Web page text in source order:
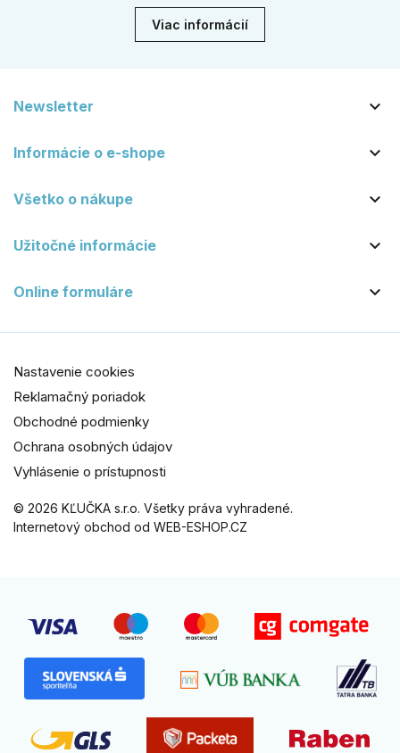
Viac informácií
Newsletter 
Informácie o e-shope 
Všetko o nákupe 
Užitočné informácie 
Online formuláre 
© 2026 KĽUČKA s.r.o. Všetky práva vyhradené.
Internetový obchod od WEB-ESHOP.CZ
Nastavenie cookies
Reklamačný poriadok
Obchodné podmienky
Ochrana osobných údajov
Vyhlásenie o prístupnosti